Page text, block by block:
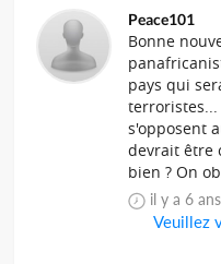
Peace101
Bonne
pays qui
terroristes...
s'opposent
devrait être
bien ? On
il y a 6
Veuillez